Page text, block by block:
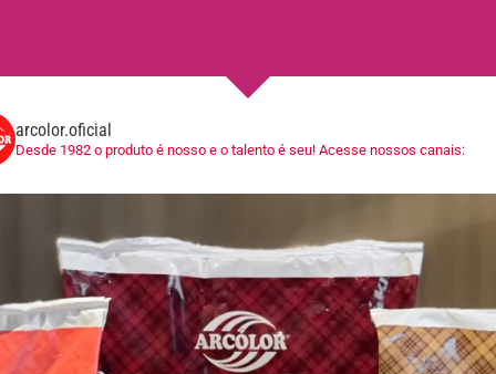
arcolor.oficial
Desde 1982 o produto é nosso e o talento é seu! Acesse nossos canais: